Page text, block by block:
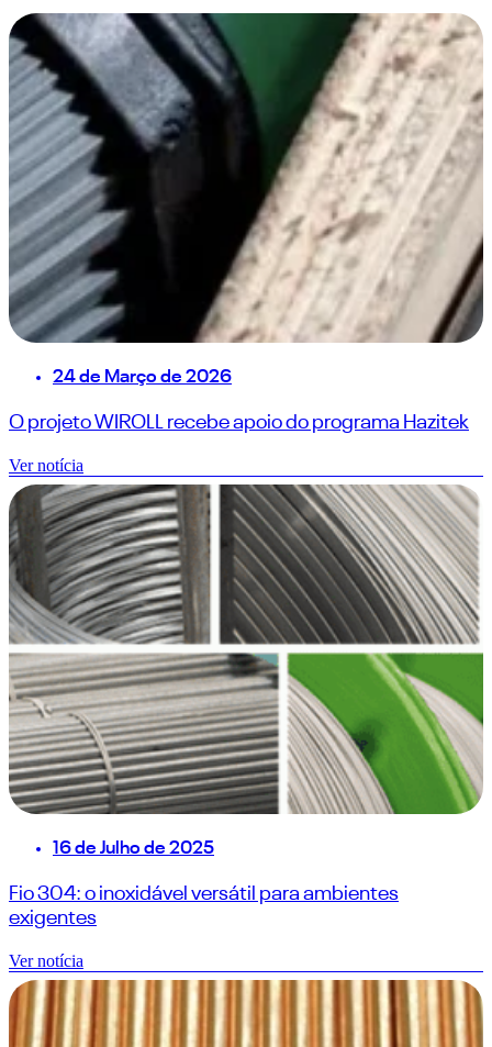
24 de Março de 2026
O projeto WIROLL recebe apoio do programa Hazitek
Ver notícia
16 de Julho de 2025
Fio 304: o inoxidável versátil para ambientes
exigentes
Ver notícia